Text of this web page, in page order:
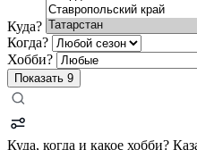
Куда?
Когда?
Хобби?
Показать 9
Куда, когда и какое хобби?